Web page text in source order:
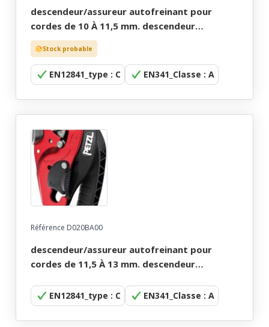
descendeur/assureur autofreinant pour
cordes de 10 À 11,5 mm. descendeur
autofreinant rig petzl.
Stock probable
EN12841_type : C EN341_Classe : A
Référence D020BA00
descendeur/assureur autofreinant pour
cordes de 11,5 À 13 mm. descendeur
EN12841_type : C EN341_Classe : A